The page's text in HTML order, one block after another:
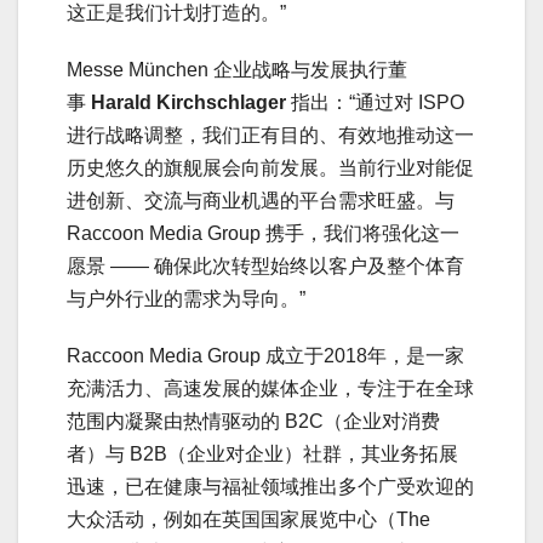
这正是我们计划打造的。”
Messe München 企业战略与发展执行董
事 Harald Kirchschlager 指出：“通过对 ISPO
进行战略调整，我们正有目的、有效地推动这一
历史悠久的旗舰展会向前发展。当前行业对能促
进创新、交流与商业机遇的平台需求旺盛。与
Raccoon Media Group 携手，我们将强化这一
愿景 —— 确保此次转型始终以客户及整个体育
与户外行业的需求为导向。”
Raccoon Media Group 成立于2018年，是一家
充满活力、高速发展的媒体企业，专注于在全球
范围内凝聚由热情驱动的 B2C（企业对消费
者）与 B2B（企业对企业）社群，其业务拓展
迅速，已在健康与福祉领域推出多个广受欢迎的
大众活动，例如在英国国家展览中心（The